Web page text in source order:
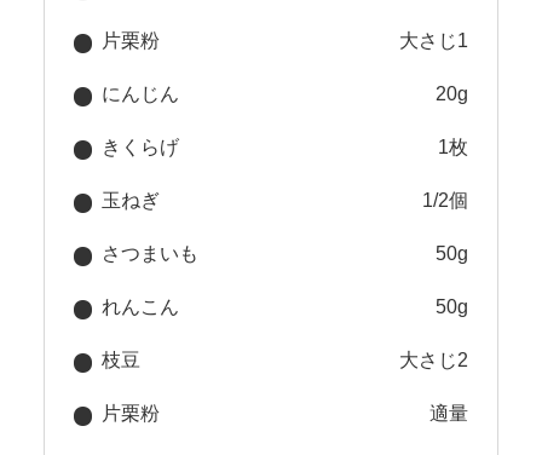
片栗粉 大さじ1
にんじん 20g
きくらげ 1枚
玉ねぎ 1/2個
さつまいも 50g
れんこん 50g
枝豆 大さじ2
片栗粉 適量